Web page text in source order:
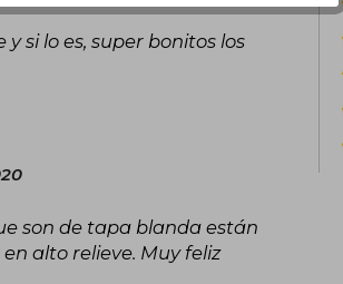
2020, J.K. Rowling volvió a
ickabog, que primero publicó
ayudar a los grupos vulnerables más
J.K. Rowling confiesa que siempre
si lo es, super bonitos los
son de tapa blanda están
alto relieve. Muy feliz